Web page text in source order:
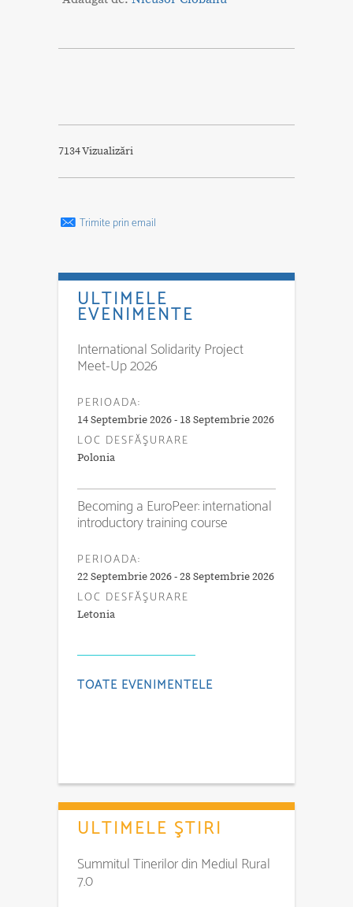
7134 Vizualizări
Trimite prin email
ULTIMELE
EVENIMENTE
International Solidarity Project
Meet-Up 2026
PERIOADA:
14 Septembrie 2026 - 18 Septembrie 2026
LOC DESFĂŞURARE
Polonia
Becoming a EuroPeer: international
introductory training course
PERIOADA:
22 Septembrie 2026 - 28 Septembrie 2026
LOC DESFĂŞURARE
Letonia
TOATE EVENIMENTELE
ULTIMELE ŞTIRI
Summitul Tinerilor din Mediul Rural
7.0